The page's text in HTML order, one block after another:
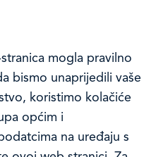
mogla pravilno
bismo unaprijedili vaše
koristimo kolačiće
općim i
na uređaju s
osnovne
Bez ovih kolačića, web-
pravilno funkcionirati,
mijenjanjem